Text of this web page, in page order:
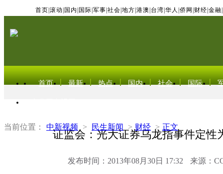
首页 滚动 国内 国际 军事 社会 地方 港澳 台湾 华人 侨网 财经 金融
首页 最新 热点 国内 社会 国际
当前位置： 中新视频 > 民生新闻 > 财经 > 正文
证监会：光大证券乌龙指事件定性
发布时间：2013年08月30日 17:32 来源：